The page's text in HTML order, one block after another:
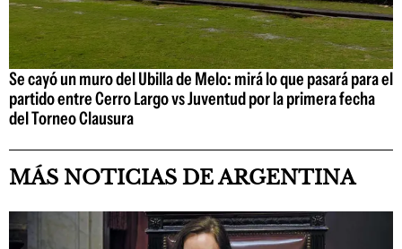
Se cayó un muro del Ubilla de Melo: mirá lo que pasará para el
partido entre Cerro Largo vs Juventud por la primera fecha
del Torneo Clausura
MÁS NOTICIAS DE ARGENTINA